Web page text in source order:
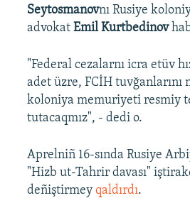
Seytosmanovnı Rusiye
advokatEmil Kurtbedinov
"Federal cezalarnı icra etüv
adet üzre, FCİH
koloniya memuriyeti resmiy
tutacaqmız", - dedi o.
Aprelniñ 16-sında Rusiye
"Hizb ut-Tahrir davası"
deñiştirmeyqaldırdı.